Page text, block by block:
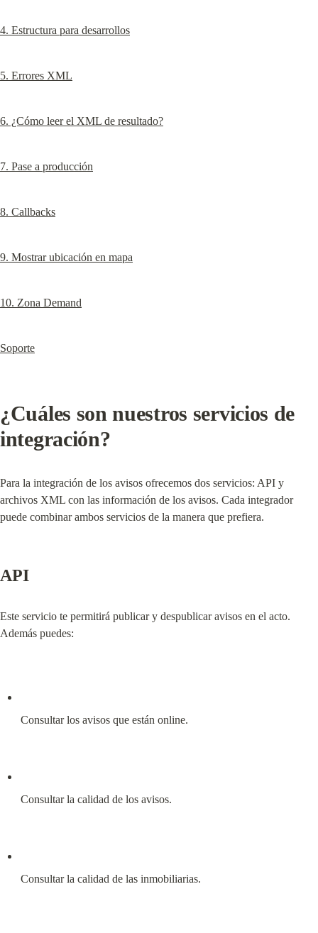
4. Estructura para desarrollos
5. Errores XML
6. ¿Cómo leer el XML de resultado?
7. Pase a producción
8. Callbacks
9. Mostrar ubicación en mapa
10. Zona Demand
Soporte
¿Cuáles son nuestros servicios de
integración?
Para la integración de los avisos ofrecemos dos servicios: API y
archivos XML con las información de los avisos. Cada integrador
puede combinar ambos servicios de la manera que prefiera.
API
Este servicio te permitirá publicar y despublicar avisos en el acto.
Además puedes:
Consultar los avisos que están online.
Consultar la calidad de los avisos.
Consultar la calidad de las inmobiliarias.